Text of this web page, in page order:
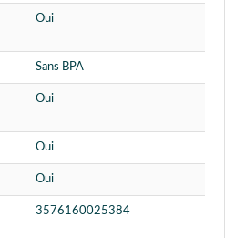
Oui
Sans BPA
Oui
Oui
Oui
3576160025384